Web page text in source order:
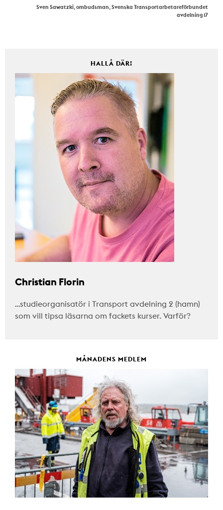
Sven Sawatzki, ombudsman, Svenska Transportarbetareförbundet
avdelning 17
HALLÅ DÄR!
Christian Florin
…studieorganisatör i Transport avdelning 2 (hamn)
som vill tipsa läsarna om fackets kurser. Varför?
MÅNADENS MEDLEM